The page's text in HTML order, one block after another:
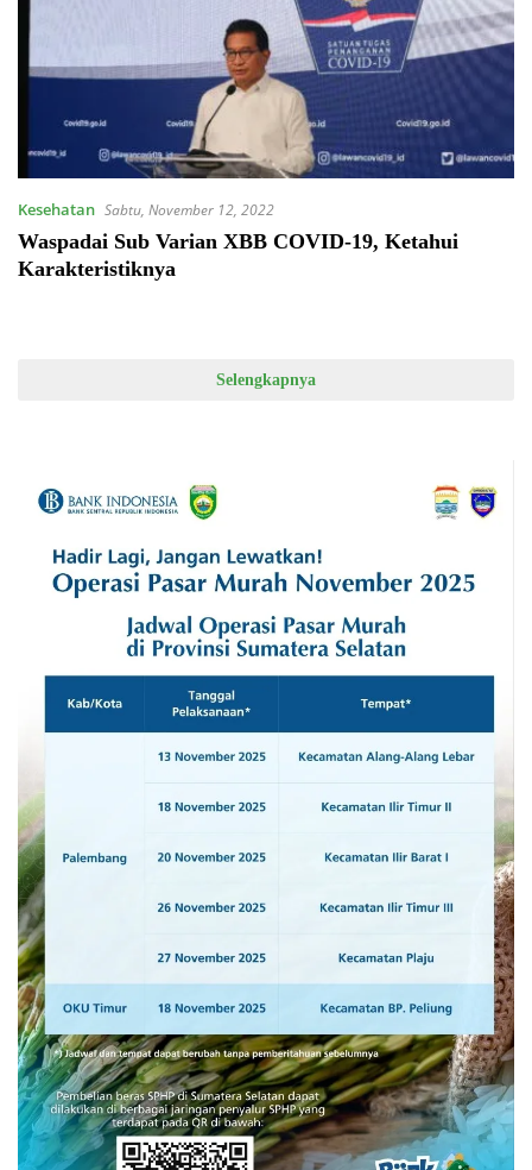
Kesehatan Sabtu, November 12, 2022
Waspadai Sub Varian XBB COVID-19, Ketahui
Karakteristiknya
Selengkapnya